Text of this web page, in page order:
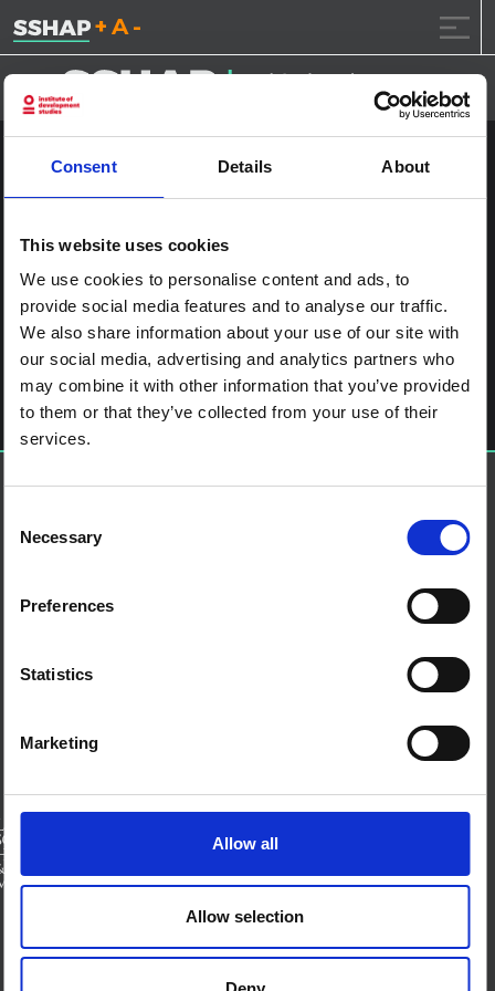
Consent Details About
This website uses cookies
We use cookies to personalise content and ads, to
provide social media features and to analyse our traffic.
We also share information about your use of our site with
our social media, advertising and analytics partners who
may combine it with other information that you’ve provided
to them or that they’ve collected from your use of their
services.
Selection
Necessary
Preferences
Statistics
Marketing
Allow all
Allow selection
تقليل حجم الخط.
إعادة ضبط حجم
زيادة حجم
إشراك الطفل الإصدار الثاني
آخر الملاحة
Child engagement in the context of disease outbreaks in
Eastern and Southern Africa
اترك تعليقاً
يجب أنت تكونمسجل الدخول لتضيف تعليقاً.
منصة العلوم الاجتماعية في العمل الإنساني هي شراكة تستضيفها
اتصل بنا
الأحكام والشروط
ملفات تعريف الارتباط على هذا الموقع
اتصل بنا
صفحة لينكدان
إكس
منتدى SSHAP
الشركاء